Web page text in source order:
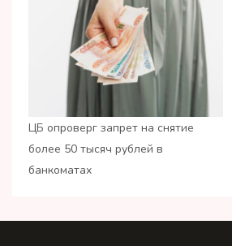
ЦБ опроверг запрет на снятие
более 50 тысяч рублей в
банкоматах